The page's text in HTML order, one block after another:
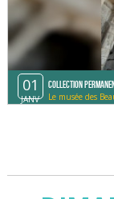
01
JANV
Collection
Le musée des